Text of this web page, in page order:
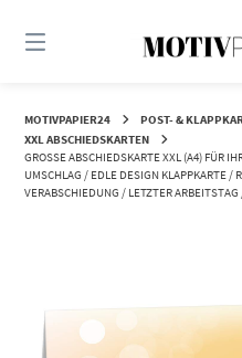
zum
MOTIVPAPIER24 POST- &
XXL ABSCHIEDSKARTEN
GROSSE ABSCHIEDSKARTE XXL (A4) FÜR
MSCHLAG / EDLE DESIGN KLAPPKARTE /
ERABSCHIEDUNG / LETZTER ARBEITSTAG /